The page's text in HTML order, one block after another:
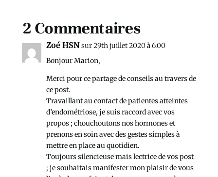
2 Commentaires
Zoé HSNsur 29th juillet 2020 à 6:00
Bonjour Marion,
Merci pour ce partage de conseils au travers de
ce post.
Travaillant au contact de patientes atteintes
d’endométriose, je suis raccord avec vos
propos ; chouchoutons nos hormones et
prenons en soin avec des gestes simples à
mettre en place au quotidien.
Toujours silencieuse mais lectrice de vos post
; je souhaitais manifester mon plaisir de vous